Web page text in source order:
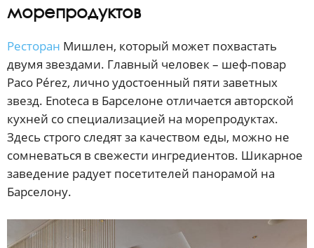
морепродуктов
Ресторан Мишлен, который может похвастать
двумя звездами. Главный человек – шеф-повар
Paco Pérez, лично удостоенный пяти заветных
звезд. Enoteca в Барселоне отличается авторской
кухней со специализацией на морепродуктах.
Здесь строго следят за качеством еды, можно не
сомневаться в свежести ингредиентов. Шикарное
заведение радует посетителей панорамой на
Барселону.